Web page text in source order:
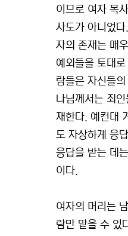
이므로 여자 목
사도가 아니었
자의 존재는 매
예외들을 토대
람들은 자신들
나님께서는 죄
재한다. 예컨대
도 자상하게 응
응답을 받는 데
이다.
여자의 머리는
람만 맡을 수 있